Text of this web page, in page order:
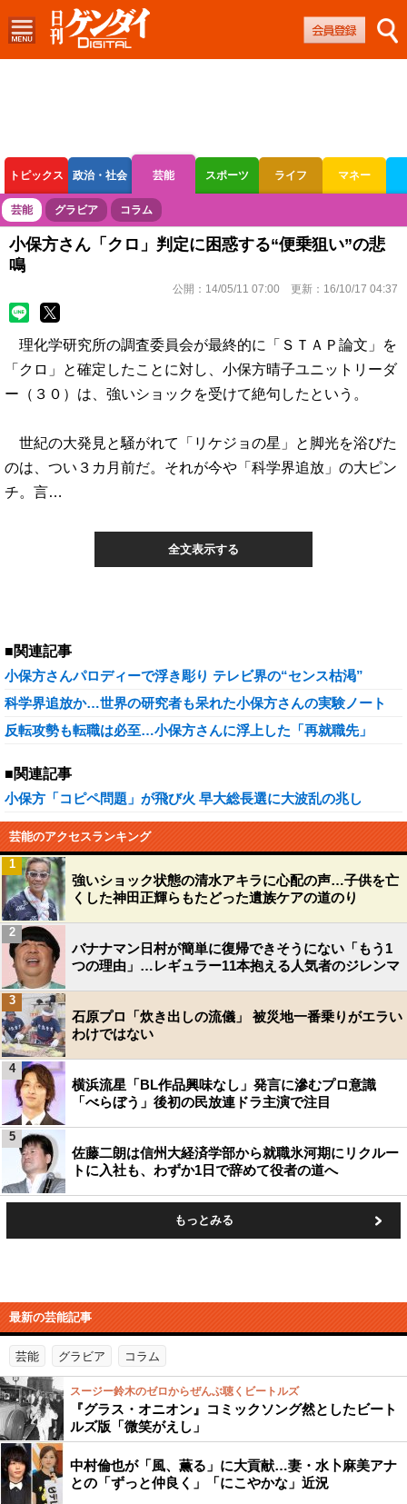
トピックス 政治・社会 芸能 スポーツ ライフ マネー
ボートレース 競輪 オートレース
芸能 グラビア コラム
小保方さん「クロ」判定に困惑する“便乗狙い”の悲
鳴
公開： 14/05/11 07:00 更新： 16/10/17 04:37
理化学研究所の調査委員会が最終的に「ＳＴＡＰ論文」を
「クロ」と確定したことに対し、小保方晴子ユニットリーダ
ー（３０）は、強いショックを受けて絶句したという。
世紀の大発見と騒がれて「リケジョの星」と脚光を浴びた
のは、つい３カ月前だ。それが今や「科学界追放」の大ピン
チ。言…
全文表示する
■関連記事
小保方さんパロディーで浮き彫り テレビ界の“センス枯渇”
科学界追放か…世界の研究者も呆れた小保方さんの実験ノート
反転攻勢も転職は必至…小保方さんに浮上した「再就職先」
■関連記事
小保方「コピペ問題」が飛び火 早大総長選に大波乱の兆し
芸能のアクセスランキング
強いショック状態の清水アキラに心配の声…子供を亡
くした神田正輝らもたどった遺族ケアの道のり
1
バナナマン日村が簡単に復帰できそうにない「もう1
つの理由」…レギュラー11本抱える人気者のジレンマ
2
石原プロ「炊き出しの流儀」 被災地一番乗りがエラい
わけではない
3
横浜流星「BL作品興味なし」発言に滲むプロ意識
「べらぼう」後初の民放連ドラ主演で注目
4
佐藤二朗は信州大経済学部から就職氷河期にリクルー
トに入社も、わずか1日で辞めて役者の道へ
5
もっとみる
最新の芸能記事
芸能 グラビア コラム
スージー鈴木のゼロからぜんぶ聴くビートルズ
『グラス・オニオン』コミックソング然としたビート
ルズ版「微笑がえし」
中村倫也が「風、薫る」に大貢献…妻・水卜麻美アナ
との「ずっと仲良く」「にこやかな」近況